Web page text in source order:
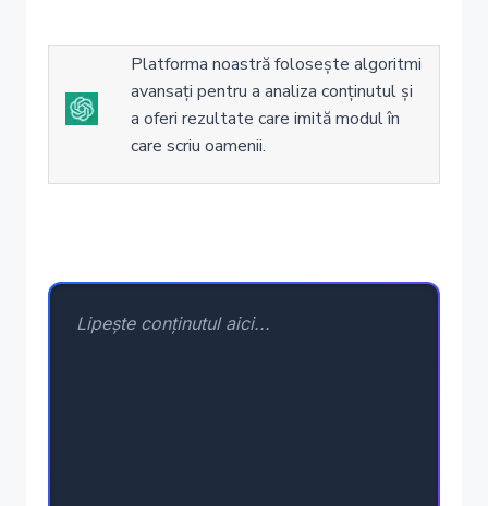
Platforma noastră folosește algoritmi
avansați pentru a analiza conținutul și
a oferi rezultate care imită modul în
care scriu oamenii.